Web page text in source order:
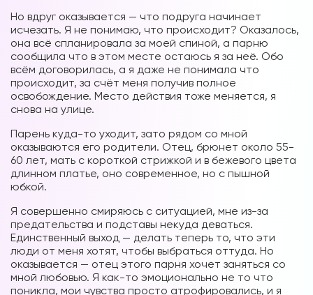
Но вдруг оказывается — что подруга начинает
исчезать. Я не понимаю, что происходит? Оказалось,
она всё спланировала за моей спиной, а парню
сообщила что в этом месте остаюсь я за неё. Обо
всём договорилась, а я даже не понимала что
происходит, за счёт меня получив полное
освобождение. Место действия тоже меняется, я
снова на улице.
Парень куда-то уходит, зато рядом со мной
оказываются его родители. Отец, брюнет около 55-
60 лет, мать с короткой стрижкой и в бежевого цвета
длинном платье, оно современное, но с пышной
юбкой.
Я совершенно смиряюсь с ситуацией, мне из-за
предательства и подставы некуда деваться.
Единственный выход — делать теперь то, что эти
люди от меня хотят, чтобы выбраться оттуда. Но
оказывается — отец этого парня хочет заняться со
мной любовью. Я как-то эмоционально не то что
поникла, мои чувства просто атрофировались, и я